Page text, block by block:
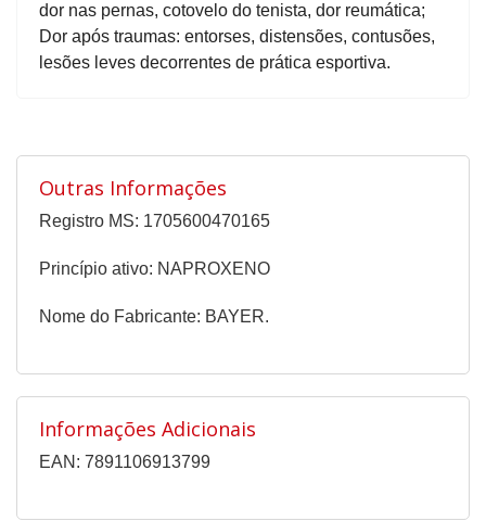
dor nas pernas, cotovelo do tenista, dor reumática;
Dor após traumas: entorses, distensões, contusões,
lesões leves decorrentes de prática esportiva.
Outras Informações
Registro MS: 1705600470165
Princípio ativo: NAPROXENO
Nome do Fabricante: BAYER.
Informações Adicionais
EAN: 7891106913799